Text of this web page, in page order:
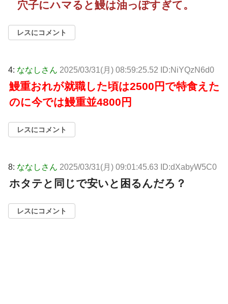
穴子にハマると鰻は油っぽすぎて。
レスにコメント
4: ななしさん 2025/03/31(月) 08:59:25.52 ID:NiYQzN6d0
鰻重おれが就職した頃は2500円で特食えた
のに今では鰻重並4800円
レスにコメント
8: ななしさん 2025/03/31(月) 09:01:45.63 ID:dXabyW5C0
ホタテと同じで安いと困るんだろ？
レスにコメント